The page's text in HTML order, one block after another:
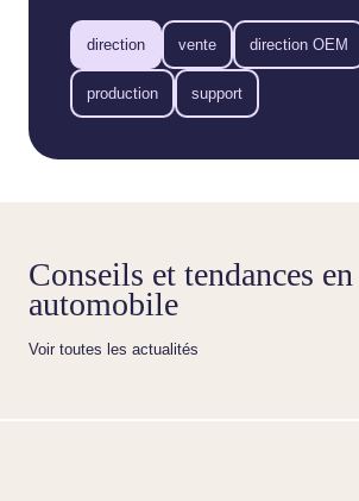
le maximum du web… sans
la vie de personne.
direction vente direction OEM
production support
Conseils et tendances
automobile
Voir toutes les actualités